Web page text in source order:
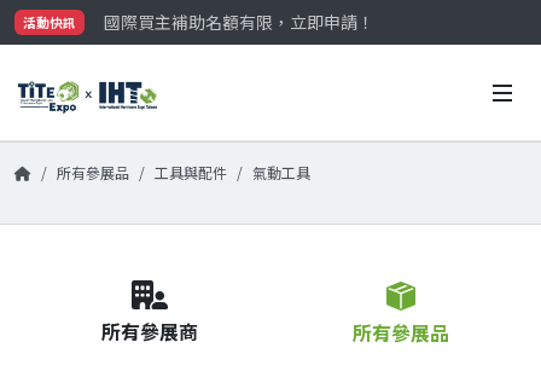
活動快訊
國際買主補助名額有限，立即申請！
參觀門票開放申請中‼️
國際買主補助名額有限，立即申請！
所有參展品 工具與配件 氣動工具
所有參展商 所有參展品